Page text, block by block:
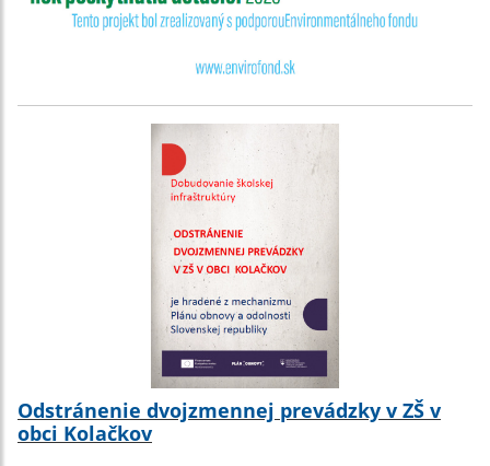
Odstránenie dvojzmennej prevádzky v ZŠ v
obci Kolačkov